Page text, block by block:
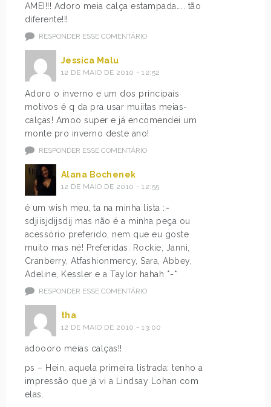
AMEI!!! Adoro meia calça estampada….. tão
diferente!!!
RESPONDER ESSE COMENTÁRIO
Jessica Malu
12 DE MAIO DE 2010 - 12:52
Adoro o inverno e um dos principais
motivos é q da pra usar muiitas meias-
calças! Amoo super e já encomendei um
monte pro inverno deste ano!
RESPONDER ESSE COMENTÁRIO
Alana Bochenek
12 DE MAIO DE 2010 - 12:55
é um wish meu, ta na minha lista :~
sdjiisjdijsdij mas não é a minha peça ou
acessório preferido, nem que eu goste
muito mas né! Preferidas: Rockie, Janni,
Cranberry, Atfashionmercy, Sara, Abbey,
Adeline, Kessler e a Taylor hahah *-*
RESPONDER ESSE COMENTÁRIO
tha
12 DE MAIO DE 2010 - 13:00
adoooro meias calças!!
ps – Hein, aquela primeira listrada: tenho a
impressão que já vi a Lindsay Lohan com
elas.